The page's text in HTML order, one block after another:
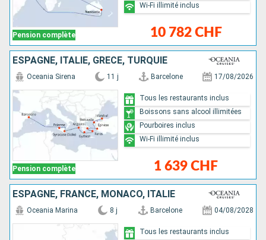
Pension complète 10 782 CHF
Wi-Fi illimité inclus
ESPAGNE, ITALIE, GRÈCE, TURQUIE
Pension complète
Oceania Sirena 11 j Barcelone 17/08/2026
1 639 CHF
Tous les restaurants inclus
Boissons sans alcool illimitées
Pourboires inclus
Wi-Fi illimité inclus
ESPAGNE, FRANCE, MONACO, ITALIE
Oceania Marina 8 j Barcelone 04/08/2028
Tous les restaurants inclus